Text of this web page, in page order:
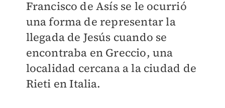
Francisco de Asís se le ocurrió
una forma de representar la
llegada de Jesús cuando se
encontraba en Greccio, una
localidad cercana a la ciudad de
Rieti en Italia.